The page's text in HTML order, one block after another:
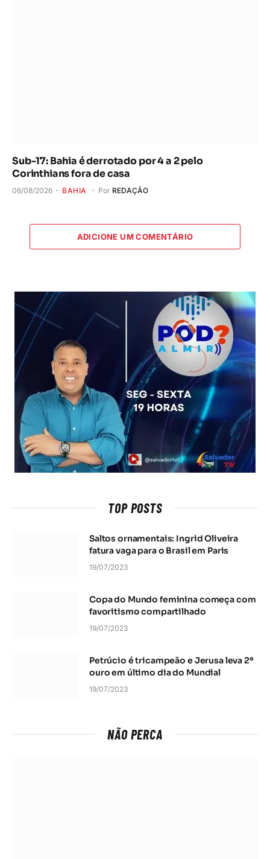
Sub-17: Bahia é derrotado por 4 a 2 pelo
Corinthians fora de casa
06/08/2026 BAHIA Por REDAÇÃO
ADICIONE UM COMENTÁRIO
TOP POSTS
Saltos ornamentais: Ingrid Oliveira
fatura vaga para o Brasil em Paris
19/07/2023
Copa do Mundo feminina começa com
favoritismo compartilhado
19/07/2023
Petrúcio é tricampeão e Jerusa leva 2º
ouro em último dia do Mundial
19/07/2023
NÃO PERCA